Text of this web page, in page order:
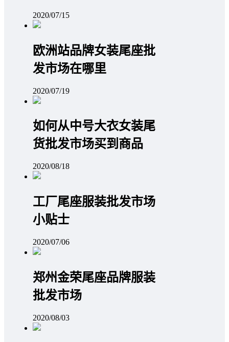
2020/07/15
欧洲站品牌女装尾座批
发市场在哪里
2020/07/19
如何从中号大衣女装尾
货批发市场买到商品
2020/08/18
工厂尾座服装批发市场
小贴士
2020/07/06
郑州金荣尾座品牌服装
批发市场
2020/08/03